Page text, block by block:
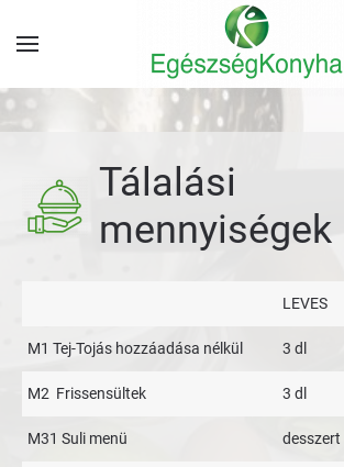
Tálalási
mennyiségek
LEVES
M1 Tej-Tojás hozzáadása nélkül 3 dl
M2 Frissensültek 3 dl
M31 Suli menü desszert